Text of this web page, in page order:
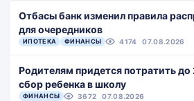
Отбасы банк изменил правила
для очередников
ИПОТЕКА ФИНАНСЫ 4174 07.08.2026
Родителям придется потратить до
сбор ребенка в школу
ФИНАНСЫ 3672 07.08.2026